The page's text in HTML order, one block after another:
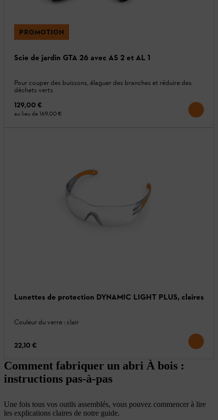
PROMOTION
Scie de jardin GTA 26 avec AS 2 et AL 1
Pour couper des buissons, élaguer des branches et réduire des
déchets verts
129,00 €
au lieu de 169,00 €
Lunettes de protection DYNAMIC LIGHT PLUS, claires
Couleur du verre : clair
22,10 €
Comment fabriquer un abri À bois :
instructions pas-à-pas
Une fois tous vos outils assemblés, vous pouvez commencer à lire
les explications claires de notre guide.